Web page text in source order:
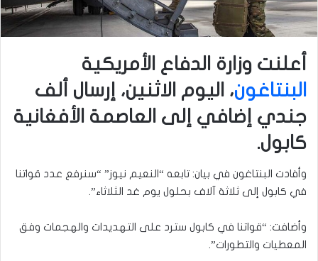
أعلنت وزارة الدفاع الأمريكية
البنتاغون، اليوم الاثنين، إرسال ألف
جندي إضافي إلى العاصمة الأفغانية
كابول.
وأفادت البنتاغون في بيان: تابعه “النعيم نيوز” “سنرفع عدد قواتنا
في كابول إلى ثلاثة آلاف بحلول يوم غد الثلاثاء”.
وأضافت: “قواتنا في كابول سترد على التهديدات والهجمات وفق
المعطيات والتطورات”.